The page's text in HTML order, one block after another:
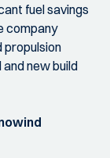
fuel savings
company
propulsion
new build